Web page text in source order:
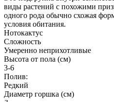
виды растений с похожими
одного рода обычно схожая
условия обитания.
Нотокактус
Сложность
Умеренно неприхотливые
Высота от пола (см)
3-6
Полив:
Редкий
Диаметр горшка (см)